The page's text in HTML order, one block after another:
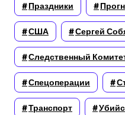
Праздники
США Сергей
Следственный
Спецоперации
Транспорт